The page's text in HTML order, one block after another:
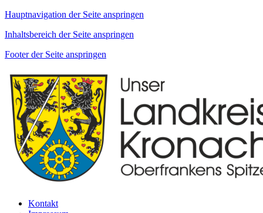
Hauptnavigation der Seite anspringen
Inhaltsbereich der Seite anspringen
Footer der Seite anspringen
Kontakt